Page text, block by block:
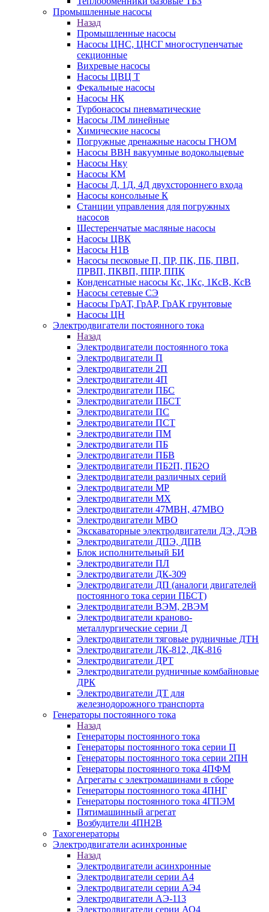
Промышленные насосы
Назад
Промышленные насосы
Насосы ЦНС, ЦНСГ многоступенчатые
секционные
Вихревые насосы
Насосы ЦВЦ Т
Фекальные насосы
Насосы НК
Турбонасосы пневматические
Насосы ЛМ линейные
Химические насосы
Погружные дренажные насосы ГНОМ
Насосы ВВН вакуумные водокольцевые
Насосы Нку
Насосы КМ
Насосы Д, 1Д, 4Д двухстороннего входа
Насосы консольные К
Станции управления для погружных
насосов
Шестеренчатые масляные насосы
Насосы ЦВК
Насосы Н1В
Насосы песковые П, ПР, ПК, ПБ, ПВП,
ПРВП, ПКВП, ППР, ППК
Конденсатные насосы Кс, 1Кс, 1КсВ, КсВ
Насосы сетевые СЭ
Насосы ГрАТ, ГрАР, ГрАК грунтовые
Насосы ЦН
Электродвигатели постоянного тока
Назад
Электродвигатели постоянного тока
Электродвигатели П
Электродвигатели 2П
Электродвигатели 4П
Электродвигатели ПБС
Электродвигатели ПБСТ
Электродвигатели ПС
Электродвигатели ПСТ
Электродвигатели ПМ
Электродвигатели ПБ
Электродвигатели ПБВ
Электродвигатели ПБ2П, ПБ2О
Электродвигатели различных серий
Электродвигатели МР
Электродвигатели MX
Электродвигатели 47MBH, 47МВО
Электродвигатели MBO
Экскаваторные электродвигатели ДЭ, ДЭВ
Электродвигатели ДПЭ, ДПВ
Блок исполнительный БИ
Электродвигатели ПЛ
Электродвигатели ДК-309
Электродвигатели ДП (аналоги двигателей
постоянного тока серии ПБСТ)
Электродвигатели ВЭМ, 2ВЭМ
Электродвигатели краново-
металлургические серии Д
Электродвигатели тяговые рудничные ДТН
Электродвигатели ДК-812, ДК-816
Электродвигатели ДРТ
Электродвигатели рудничные комбайновые
ДРК
Электродвигатели ДТ для
железнодорожного транспорта
Генераторы постоянного тока
Назад
Генераторы постоянного тока
Генераторы постоянного тока серии П
Генераторы постоянного тока серии 2ПН
Генераторы постоянного тока 4ПФМ
Агрегаты с электромашинами в сборе
Генераторы постоянного тока 4ПНГ
Генераторы постоянного тока 4ГПЭМ
Пятимашинный агрегат
Возбудители 4ПН2В
Тахогенераторы
Электродвигатели асинхронные
Назад
Электродвигатели асинхронные
Электродвигатели серии А4
Электродвигатели серии АЭ4
Электродвигатели АЭ-113
Электродвигатели серии АО4